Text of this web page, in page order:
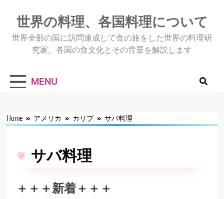
content世界の料理、各国料理について
世界全部の国に訪問達成して食の旅をした世界の料理研
究家。各国の食文化とその背景を解説します
MENU
Home アメリカ カリブ サバ料理
サバ料理
＋＋＋新着＋＋＋